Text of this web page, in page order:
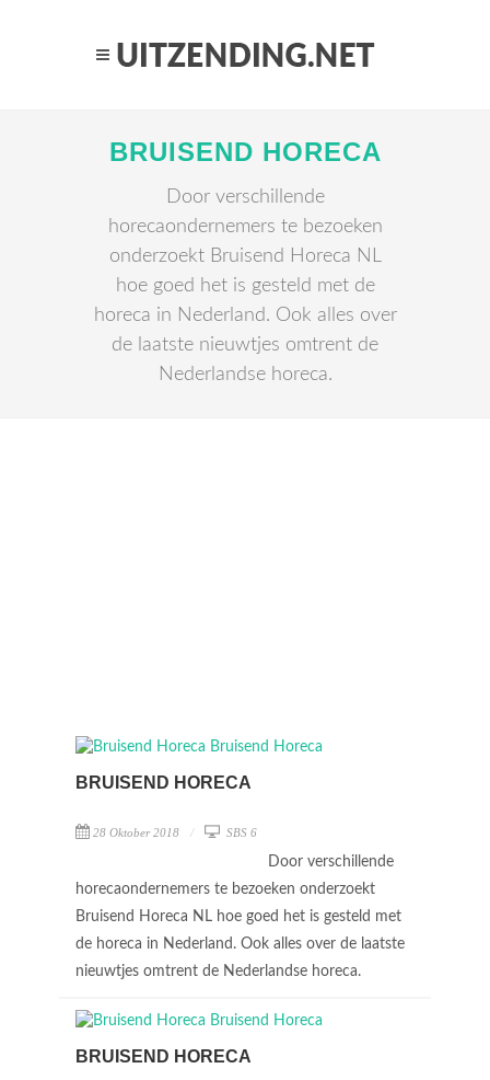
BRUISEND HORECA
Door verschillende
horecaondernemers te bezoeken
onderzoekt Bruisend Horeca NL
hoe goed het is gesteld met de
horeca in Nederland. Ook alles over
de laatste nieuwtjes omtrent de
Nederlandse horeca.
BRUISEND HORECA
28 Oktober 2018 SBS 6
Door verschillende
horecaondernemers te bezoeken onderzoekt
Bruisend Horeca NL hoe goed het is gesteld met
de horeca in Nederland. Ook alles over de laatste
nieuwtjes omtrent de Nederlandse horeca.
BRUISEND HORECA